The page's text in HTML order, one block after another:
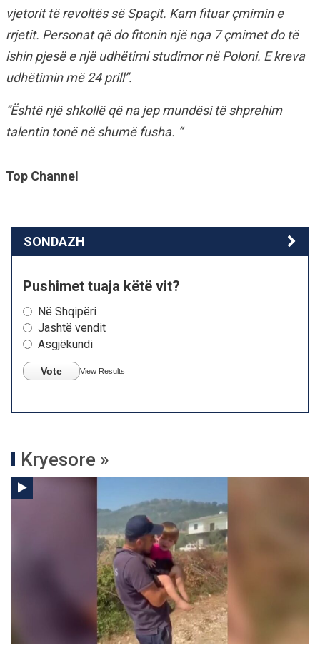
vjetorit të revoltës së Spaçit. Kam fituar çmimin e
rrjetit. Personat që do fitonin një nga 7 çmimet do të
ishin pjesë e një udhëtimi studimor në Poloni. E kreva
udhëtimin më 24 prill”.
“Është një shkollë që na jep mundësi të shprehim
talentin tonë në shumë fusha. “
Top Channel
SONDAZH
Pushimet tuaja këtë vit?
Në Shqipëri
Jashtë vendit
Asgjëkundi
Vote View Results
Kryesore »